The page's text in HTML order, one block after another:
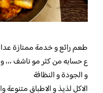
طعم رائع و خدمة ممتازة
ع حسابه من كثر مو ناشف ،،،
و الجودة و النظافة
الاكل لذيذ و الاطباق